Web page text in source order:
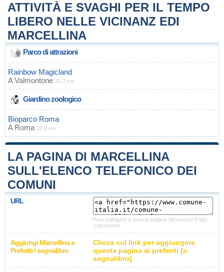
ATTIVITÀ E SVAGHI PER IL TEMPO
LIBERO NELLE VICINANZ EDI
MARCELLINA
Parco di attrazioni
Rainbow Magicland
AValmontone 29.2 km
Giardino zoologico
Bioparco Roma
A Roma 28.9 km
LA PAGINA DI MARCELLINA
SULL'ELENCO TELEFONICO DEI
COMUNI
URL
Puoi collegarti a questa pagina attraverso il rigo
sottostante.
Aggiungi Marcellina a
Preferiti / segnalibro
Clicca sul link per aggiungere
questa pagina ai preferiti (o
segnalibro)